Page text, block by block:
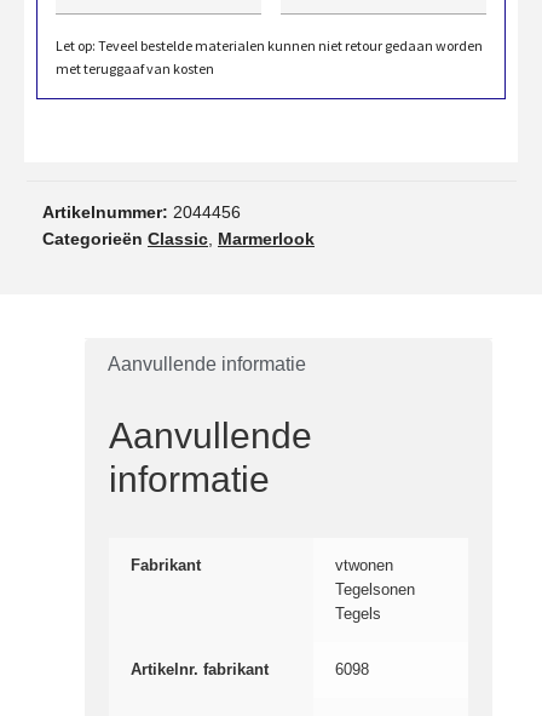
Let op: Teveel bestelde materialen kunnen niet retour gedaan worden
met teruggaaf van kosten
Artikelnummer: 2044456
Categorieën Classic Marmerlook
Aanvullende informatie
Aanvullende
informatie
Fabrikant
vtwonen
Tegelsonen
Tegels
Artikelnr. fabrikant 6098